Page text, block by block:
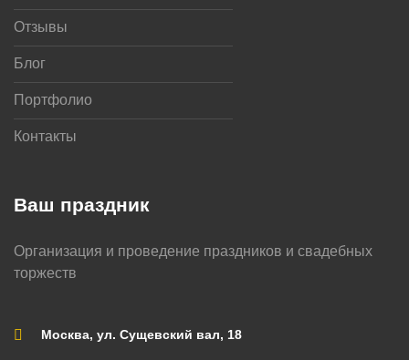
Ваш праздник
Организация и проведение праздников и свадебных
торжеств
Москва, ул. Сущевский вал, 18
Отзывы
Блог
Портфолио
Контакты